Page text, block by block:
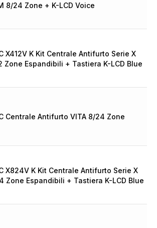
8/24 Zone + K-LCD Voice
X412V K Kit Centrale Antifurto Serie X
Zone Espandibili + Tastiera K-LCD Blue
Centrale Antifurto VITA 8/24 Zone
X824V K Kit Centrale Antifurto Serie X
Zone Espandibili + Tastiera K-LCD Blue